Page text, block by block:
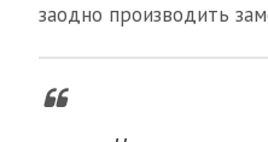
заодно производить